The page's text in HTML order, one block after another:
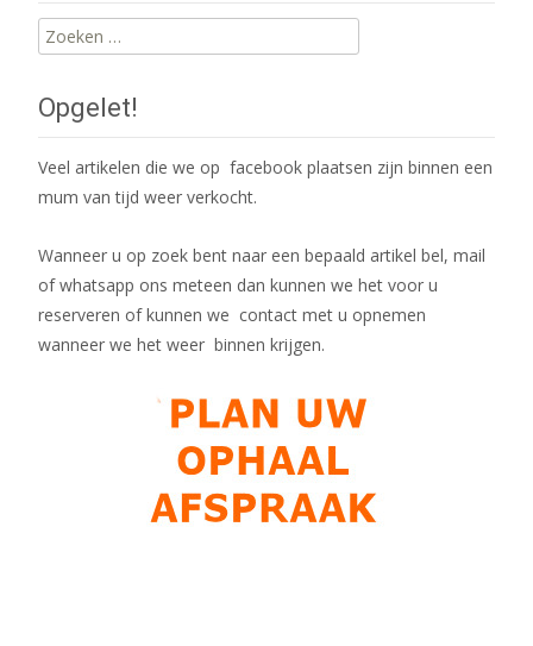
Zoeken
naar:
Opgelet!
Veel artikelen die we op facebook plaatsen zijn binnen een
mum van tijd weer verkocht.
Wanneer u op zoek bent naar een bepaald artikel bel, mail
of whatsapp ons meteen dan kunnen we het voor u
reserveren of kunnen we contact met u opnemen
wanneer we het weer binnen krijgen.